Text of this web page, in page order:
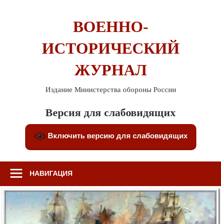
ВОЕННО-
ИСТОРИЧЕСКИЙ
ЖУРНАЛ
Издание Министерства обороны России
Версия для слабовидящих
Включить версию для слабовидящих
НАВИГАЦИЯ